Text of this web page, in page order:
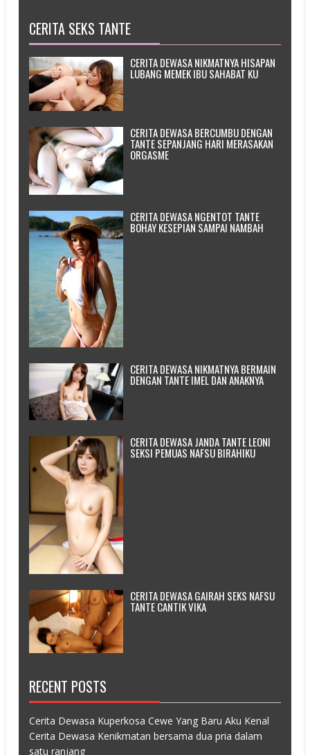
CERITA SEKS TANTE
CERITA DEWASA NIKMATNYA HISAPAN
LUBANG MEMEK IBU SAHABAT KU
CERITA DEWASA BERCUMBU DENGAN
TANTE SEPANJANG HARI MERASAKAN
ORGASME
CERITA DEWASA NGENTOT TANTE
BOHAY KESEPIAN SAMPAI NAMBAH
CERITA DEWASA NIKMATNYA BERMAIN
DENGAN TANTE IMEL DAN ANAKNYA
CERITA DEWASA JANDA TANTE LEONI
SEKSI PEMUAS NAFSU BIRAHIKU
CERITA DEWASA GAIRAH SEKS NAFSU
TANTE CANTIK VIKA
RECENT POSTS
Cerita Dewasa Kuperkosa Cewe Yang Baru Aku Kenal
Cerita Dewasa Kenikmatan bersama dua pria dalam
satu ranjang